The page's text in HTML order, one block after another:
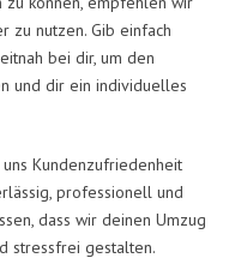
zu nutzen. Gib einfach
bei dir, um den
und dir ein individuelles
Kundenzufriedenheit
professionell und
dass wir deinen Umzug
stressfrei gestalten.